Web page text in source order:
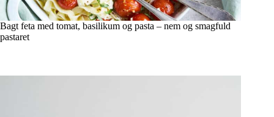
Bagt feta med tomat, basilikum og pasta – nem og smagfuld
pastaret